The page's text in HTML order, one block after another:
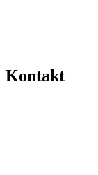
Kontakt